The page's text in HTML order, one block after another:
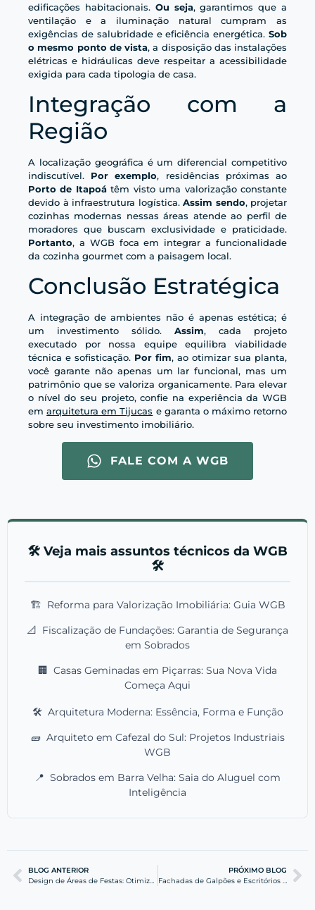
edificações habitacionais. Ou seja, garantimos que a
ventilação e a iluminação natural cumpram as
exigências de salubridade e eficiência energética. Sob
o mesmo ponto de vista, a disposição das instalações
elétricas e hidráulicas deve respeitar a acessibilidade
exigida para cada tipologia de casa.
Integração com a
Região
A localização geográfica é um diferencial competitivo
indiscutível. Por exemplo, residências próximas ao
Porto de Itapoátêm visto uma valorização constante
devido à infraestrutura logística. Assim sendo, projetar
cozinhas modernas nessas áreas atende ao perfil de
moradores que buscam exclusividade e praticidade.
Portanto, a WGB foca em integrar a funcionalidade
da cozinha gourmet com a paisagem local.
Conclusão Estratégica
A integração de ambientes não é apenas estética; é
um investimento sólido. Assim, cada projeto
executado por nossa equipe equilibra viabilidade
técnica e sofisticação. Por fim, ao otimizar sua planta,
você garante não apenas um lar funcional, mas um
patrimônio que se valoriza organicamente. Para elevar
o nível do seu projeto, confie na experiência da WGB
emarquitetura em Tijucas e garanta o máximo retorno
sobre seu investimento imobiliário.
FALE COM A WGB
🛠️ Veja mais assuntos técnicos da WGB
🛠️
🏗️ Reforma para Valorização Imobiliária: Guia WGB
📐 Fiscalização de Fundações: Garantia de Segurança
em Sobrados
🏢 Casas Geminadas em Piçarras: Sua Nova Vida
Começa Aqui
🛠️ Arquitetura Moderna: Essência, Forma e Função
🧱 Arquiteto em Cafezal do Sul: Projetos Industriais
WGB
📍 Sobrados em Barra Velha: Saia do Aluguel com
Inteligência
BLOG ANTERIOR
Design de Áreas de Festas: Otimize seu Lote com Eficiência
PRÓXIMO BLOG
Fachadas de Galpões e Escritórios na BR-101: Valorize seu Bem